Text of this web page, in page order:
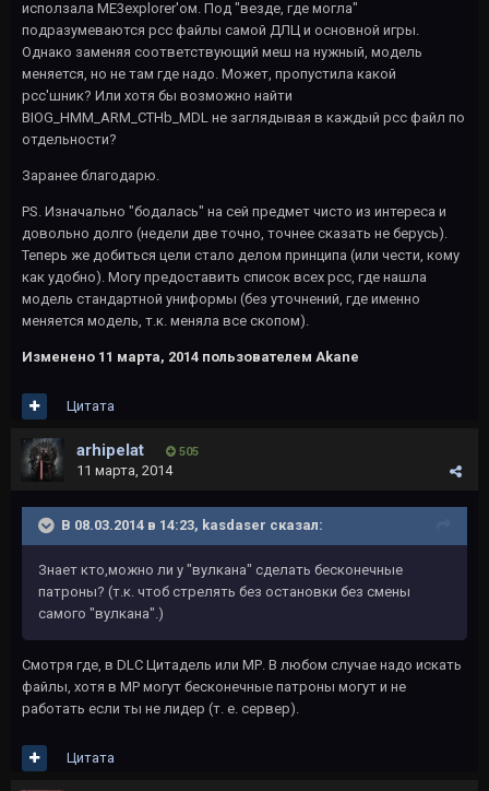
исползала ME3explorer'ом. Под "везде, где могла"
подразумеваются pcc файлы самой ДЛЦ и основной игры.
Однако заменяя соответствующий меш на нужный, модель
меняется, но не там где надо. Может, пропустила какой
pcc'шник? Или хотя бы возможно найти
BIOG_HMM_ARM_CTHb_MDL не заглядывая в каждый pcc файл по
отдельности?
Заранее благодарю.
PS. Изначально "бодалась" на сей предмет чисто из интереса и
довольно долго (недели две точно, точнее сказать не берусь).
Теперь же добиться цели стало делом принципа (или чести, кому
как удобно). Могу предоставить список всех pcc, где нашла
модель стандартной униформы (без уточнений, где именно
меняется модель, т.к. меняла все скопом).
Изменено 11 марта, 2014 пользователем Akane
Цитата
arhipelat 505
11 марта, 2014
В 08.03.2014 в 14:23, kasdaser сказал:
Знает кто,можно ли у "вулкана" сделать бесконечные
патроны? (т.к. чтоб стрелять без остановки без смены
самого "вулкана".)
Смотря где, в DLC Цитадель или МР. В любом случае надо искать
файлы, хотя в МР могут бесконечные патроны могут и не
работать если ты не лидер (т. е. сервер).
Цитата